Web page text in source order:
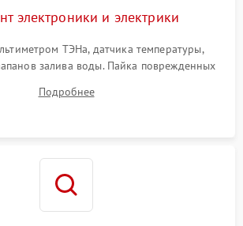
электроники и электрики
ТЭНа, датчика температуры,
залива воды. Пайка поврежденных
целостности проводки и контактов.
Подробнее